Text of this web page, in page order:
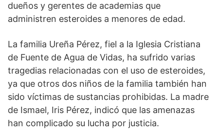
dueños y gerentes de academias que
administren esteroides a menores de edad.
La familia Ureña Pérez, fiel a la Iglesia Cristiana
de Fuente de Agua de Vidas, ha sufrido varias
tragedias relacionadas con el uso de esteroides,
ya que otros dos niños de la familia también han
sido víctimas de sustancias prohibidas. La madre
de Ismael, Iris Pérez, indicó que las amenazas
han complicado su lucha por justicia.